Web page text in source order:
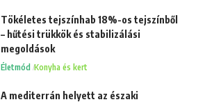
Tökéletes tejszínhab 18%-os tejszínből
– hűtési trükkök és stabilizálási
megoldások
Életmód Konyha és kert
A mediterrán helyett az északi